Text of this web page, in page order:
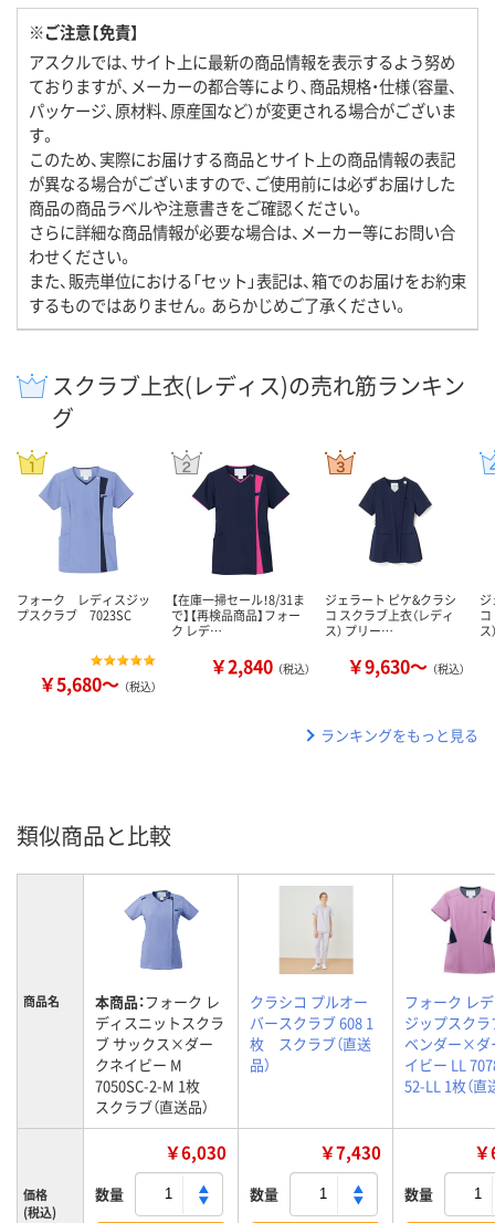
※ご注意【免責】
アスクルでは、サイト上に最新の商品情報を表示するよう努め
ておりますが、メーカーの都合等により、商品規格・仕様（容量、
パッケージ、原材料、原産国など）が変更される場合がございま
す。
このため、実際にお届けする商品とサイト上の商品情報の表記
が異なる場合がございますので、ご使用前には必ずお届けした
商品の商品ラベルや注意書きをご確認ください。
さらに詳細な商品情報が必要な場合は、メーカー等にお問い合
わせください。
また、販売単位における「セット」表記は、箱でのお届けをお約束
するものではありません。あらかじめご了承ください。
スクラブ上衣(レディス)の売れ筋ランキン
グ
フォーク レディスジッ
プスクラブ 7023SC
￥5,680～ （税込）
【在庫一掃セール！8/31ま
で】【再検品商品】フォー
ク レデ…
￥2,840 （税込）
ジェラート ピケ&クラシ
コ スクラブ上衣（レディ
ス） プリー…
￥9,630～ （税込）
コ
ランキングをもっと見る
類似商品と比較
商品名 本商品：フォーク レ
ディスニットスクラ
ブ サックス×ダー
クネイビー M
7050SC-2-M 1枚
スクラブ（直送品）
クラシコ プルオー
バースクラブ 608 1
枚 スクラブ（直送
品）
フォーク レ
ジップスクラ
ベンダー×ダ
イビー LL
52-LL 1枚（直
価格
(税込)
￥6,030
数量
￥7,430
数量 数量